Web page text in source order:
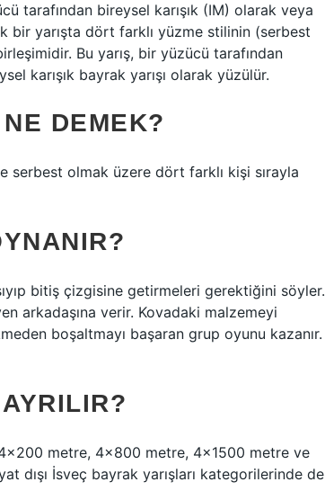
tarafından bireysel karışık (IM) olarak veya
bir yarışta dört farklı yüzme stilinin (serbest
Bu yarış, bir yüzücü tarafından
karışık bayrak yarışı olarak yüzülür.
DEMEK?
serbest olmak üzere dört farklı kişi sırayla
bitiş çizgisine getirmeleri gerektiğini söyler.
arkadaşına verir. Kovadaki malzemeyi
boşaltmayı başaran grup oyunu kazanır.
metre, 4×800 metre, 4×1500 metre ve
dışı İsveç bayrak yarışları kategorilerinde de